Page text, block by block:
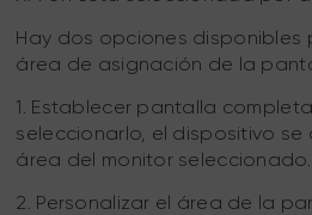
Hay dos opciones disponibles
área de asignación de la
1. Establecer pantalla
seleccionarlo, el dispositivo se
área del monitor seleccionado.
2. Personalizar el área de la